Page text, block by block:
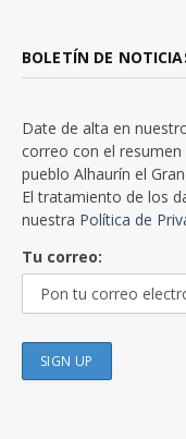
BOLETÍN DE
Date de alta en
correo con el
pueblo Alhaurín el
El tratamiento de los
nuestra Política de
Tu correo: